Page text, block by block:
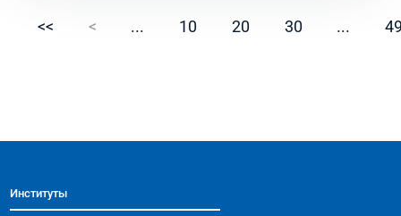
<< < ... 10 20 30 ...
Институты